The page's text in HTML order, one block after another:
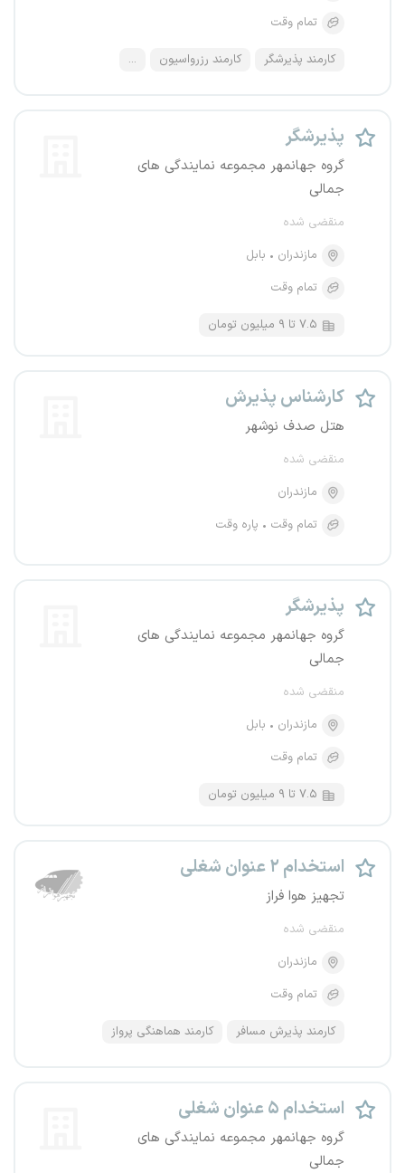
تمام وقت
کارمند پذیرشگر کارمند رزرواسیون ...
پذیرشگر
گروه جهانمهر مجموعه نمایندگی های
جمالی
منقضی شده
مازندران
بابل
تمام وقت
۷.۵ تا ۹ میلیون تومان
کارشناس پذیرش
هتل صدف نوشهر
منقضی شده
مازندران
تمام وقت
پاره وقت
پذیرشگر
گروه جهانمهر مجموعه نمایندگی های
جمالی
منقضی شده
مازندران
بابل
تمام وقت
۷.۵ تا ۹ میلیون تومان
استخدام ۲ عنوان شغلی
تجهیز هوا فراز
منقضی شده
مازندران
تمام وقت
کارمند پذیرش مسافر کارمند هماهنگی پرواز
استخدام ۵ عنوان شغلی
گروه جهانمهر مجموعه نمایندگی های
جمالی